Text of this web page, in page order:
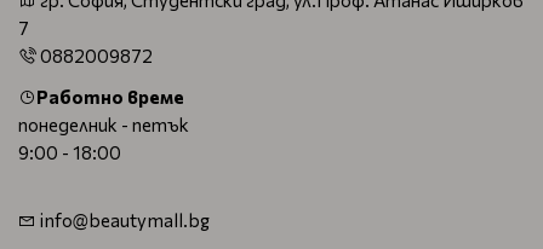
7
0882009872
Работно време
понеделник - петък
9:00 - 18:00
info@beautymall.bg